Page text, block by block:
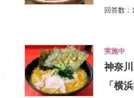
回答数
実施中
神奈
「横